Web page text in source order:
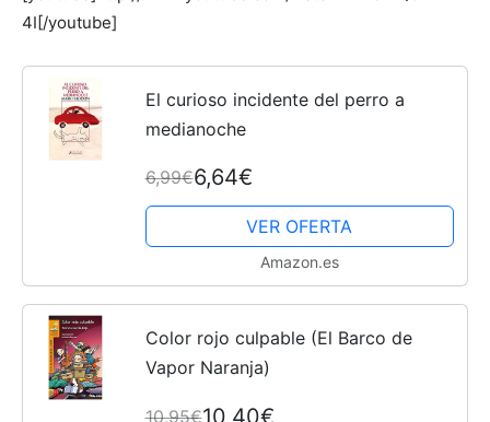
Fotos
Cachorros
4I[/youtube]
El curioso incidente del perro a
medianoche
6,99€6,64€
VER OFERTA
Amazon.es
Color rojo culpable (El Barco de
Vapor Naranja)
10,95€10,40€